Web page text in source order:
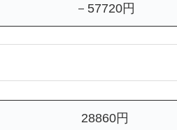
－57720円
28860円